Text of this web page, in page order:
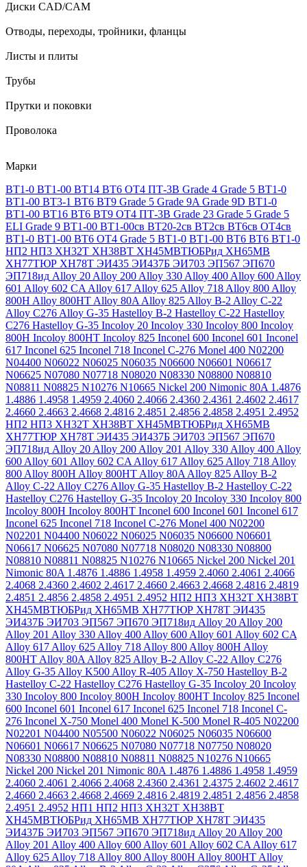
Диски CAD/CAM
Отводы, переходы, тройники, фланцы
Листы и плиты
Трубы
Прутки и поковки
Проволока
Марки
ВТ1-0 ВТ1-00 ВТ14 ВТ6 ОТ4 ПТ-3В Grade 4 Grade 5 ВТ1-0
ВТ1-00 ВТ3-1 ВТ6 ВТ9 Grade 5 Grade 9A Grade 9D ВТ1-0
ВТ1-00 ВТ16 ВТ6 ВТ9 ОТ4 ПТ-3В Grade 23 Grade 5 Grade 5
ELI Grade 9 ВТ1-00 ВТ1-00св ВТ20-2св ВТ2св ВТ6св ОТ4св
ВТ1-0 ВТ1-00 ВТ6 ОТ4 Grade 5 ВТ1-0 ВТ1-00 ВТ6 ВТ6 ВТ1-0
НП2 НП3 ХН32Т ХН38ВТ ХН45МВТЮБРид ХН65МВ
ХН77ТЮР ХН78Т ЭИ435 ЭИ437Б ЭИ703 ЭП567 ЭП670
ЭП718ид Alloy 20 Alloy 200 Alloy 330 Alloy 400 Alloy 600 Alloy
601 Alloy 602 CA Alloy 617 Alloy 625 Alloy 718 Alloy 800 Alloy
800H Alloy 800HT Alloy 80A Alloy 825 Alloy B-2 Alloy C-22
Alloy C276 Alloy G-35 Hastelloy B-2 Hastelloy C-22 Hastelloy
C276 Hastelloy G-35 Incoloy 20 Incoloy 330 Incoloy 800 Incoloy
800H Incoloy 800HT Incoloy 825 Inconel 600 Inconel 601 Inconel
617 Inconel 625 Inconel 718 Inconel C-276 Monel 400 N02200
N04400 N06022 N06025 N06035 N06600 N06601 N06617
N06625 N07080 N07718 N08020 N08330 N08800 N08810
N08811 N08825 N10276 N10665 Nickel 200 Nimonic 80A 1.4876
1.4886 1.4958 1.4959 2.4060 2.4066 2.4360 2.4361 2.4602 2.4617
2.4660 2.4663 2.4668 2.4816 2.4851 2.4856 2.4858 2.4951 2.4952
НП2 НП3 ХН32Т ХН38ВТ ХН45МВТЮБРид ХН65МВ
ХН77ТЮР ХН78Т ЭИ435 ЭИ437Б ЭИ703 ЭП567 ЭП670
ЭП718ид Alloy 20 Alloy 200 Alloy 201 Alloy 330 Alloy 400 Alloy
600 Alloy 601 Alloy 602 CA Alloy 617 Alloy 625 Alloy 718 Alloy
800 Alloy 800H Alloy 800HT Alloy 80A Alloy 825 Alloy B-2
Alloy C-22 Alloy C276 Alloy G-35 Hastelloy B-2 Hastelloy C-22
Hastelloy C276 Hastelloy G-35 Incoloy 20 Incoloy 330 Incoloy 800
Incoloy 800H Incoloy 800HT Inconel 600 Inconel 601 Inconel 617
Inconel 625 Inconel 718 Inconel C-276 Monel 400 N02200
N02201 N04400 N06022 N06025 N06035 N06600 N06601
N06617 N06625 N07080 N07718 N08020 N08330 N08800
N08810 N08811 N08825 N10276 N10665 Nickel 200 Nickel 201
Nimonic 80A 1.4876 1.4886 1.4958 1.4959 2.4060 2.4061 2.4066
2.4068 2.4360 2.4602 2.4617 2.4660 2.4663 2.4668 2.4816 2.4819
2.4851 2.4856 2.4858 2.4951 2.4952 НП2 НП3 ХН32Т ХН38ВТ
ХН45МВТЮБРид ХН65МВ ХН77ТЮР ХН78Т ЭИ435
ЭИ437Б ЭИ703 ЭП567 ЭП670 ЭП718ид Alloy 20 Alloy 200
Alloy 201 Alloy 330 Alloy 400 Alloy 600 Alloy 601 Alloy 602 CA
Alloy 617 Alloy 625 Alloy 718 Alloy 800 Alloy 800H Alloy
800HT Alloy 80A Alloy 825 Alloy B-2 Alloy C-22 Alloy C276
Alloy G-35 Alloy K500 Alloy R-405 Alloy X-750 Hastelloy B-2
Hastelloy C-22 Hastelloy C276 Hastelloy G-35 Incoloy 20 Incoloy
330 Incoloy 800 Incoloy 800H Incoloy 800HT Incoloy 825 Inconel
600 Inconel 601 Inconel 617 Inconel 625 Inconel 718 Inconel C-
276 Inconel X-750 Monel 400 Monel K-500 Monel R-405 N02200
N02201 N04400 N05500 N06022 N06025 N06035 N06600
N06601 N06617 N06625 N07080 N07718 N07750 N08020
N08330 N08800 N08810 N08811 N08825 N10276 N10665
Nickel 200 Nickel 201 Nimonic 80A 1.4876 1.4886 1.4958 1.4959
2.4060 2.4061 2.4066 2.4068 2.4360 2.4361 2.4375 2.4602 2.4617
2.4660 2.4663 2.4668 2.4669 2.4816 2.4819 2.4851 2.4856 2.4858
2.4951 2.4952 НП1 НП2 НП3 ХН32Т ХН38ВТ
ХН45МВТЮБРид ХН65МВ ХН77ТЮР ХН78Т ЭИ435
ЭИ437Б ЭИ703 ЭП567 ЭП670 ЭП718ид Alloy 20 Alloy 200
Alloy 201 Alloy 400 Alloy 600 Alloy 601 Alloy 602 CA Alloy 617
Alloy 625 Alloy 718 Alloy 800 Alloy 800H Alloy 800HT Alloy